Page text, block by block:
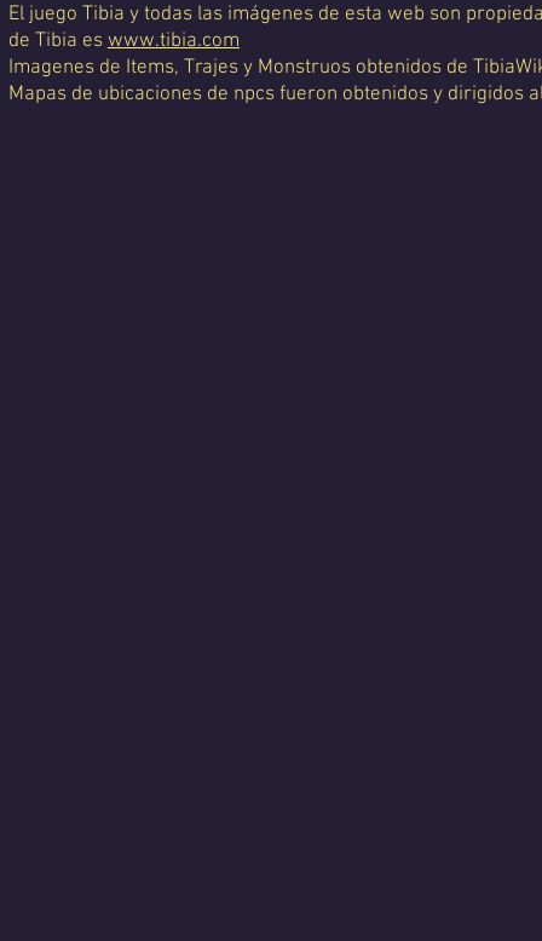
El juego Tibia y todas las imágenes de esta web son
de Tibia es www.tibia.com
Imagenes de Items, Trajes y Monstruos obtenidos de
Mapas de ubicaciones de npcs fueron obtenidos y dirigidos